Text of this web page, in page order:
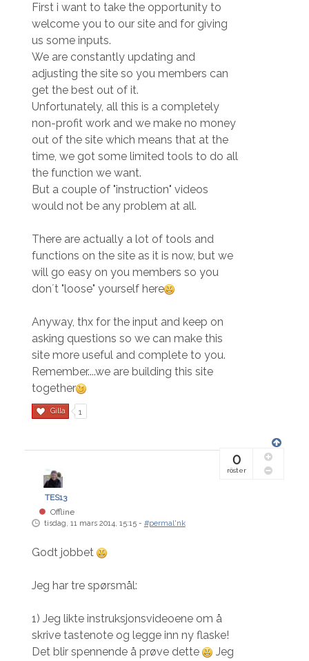
First i want to take the opportunity to
welcome you to our site and for giving
us some inputs.
We are constantly updating and
adjusting the site so you members can
get the best out of it.
Unfortunately, all this is a completely
non-profit work and we make no money
out of the site which means that at the
time, we got some limited tools to do all
the function we want.
But a couple of "instruction" videos
would not be any problem at all.
There are actually a lot of tools and
functions on the site as it is now, but we
will go easy on you members so you
don´t "loose" yourself here
Anyway, thx for the input and keep on
asking questions so we can make this
site more useful and complete to you.
Remember....we are building this site
together
Gilla 1
TES13
Offline
tisdag, 11 mars 2014, 15:15 - #permal'nk
0
röster
Godt jobbet
Jeg har tre spørsmål:
1) Jeg likte instruksjonsvideoene om å
skrive tastenote og legge inn ny flaske!
Det blir spennende å prøve dette
Jeg